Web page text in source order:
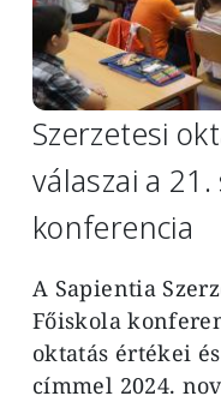
Szerzetesi
válaszai a
konferencia
A Sapientia
Főiskola
oktatás értékei
címmel 2024.